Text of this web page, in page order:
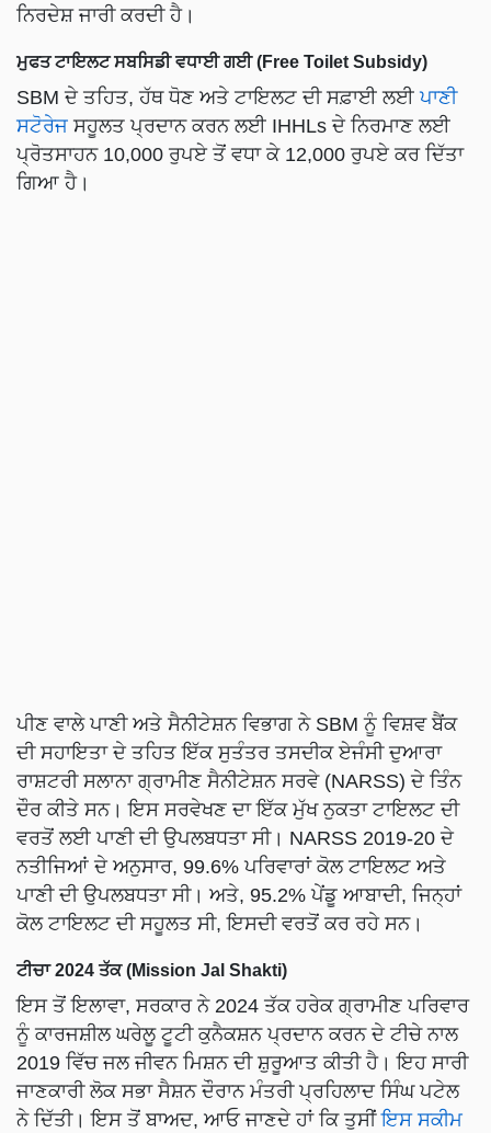
ਨਿਰਦੇਸ਼ ਜਾਰੀ ਕਰਦੀ ਹੈ।
ਮੁਫਤ ਟਾਇਲਟ ਸਬਸਿਡੀ ਵਧਾਈ ਗਈ (Free Toilet Subsidy)
SBM ਦੇ ਤਹਿਤ, ਹੱਥ ਧੋਣ ਅਤੇ ਟਾਇਲਟ ਦੀ ਸਫ਼ਾਈ ਲਈਪਾਣੀ
ਸਟੋਰੇਜ ਸਹੂਲਤ ਪ੍ਰਦਾਨ ਕਰਨ ਲਈ IHHLs ਦੇ ਨਿਰਮਾਣ ਲਈ
ਪ੍ਰੋਤਸਾਹਨ 10,000 ਰੁਪਏ ਤੋਂ ਵਧਾ ਕੇ 12,000 ਰੁਪਏ ਕਰ ਦਿੱਤਾ
ਗਿਆ ਹੈ।
ਪੀਣ ਵਾਲੇ ਪਾਣੀ ਅਤੇ ਸੈਨੀਟੇਸ਼ਨ ਵਿਭਾਗ ਨੇ SBM ਨੂੰ ਵਿਸ਼ਵ ਬੈਂਕ
ਦੀ ਸਹਾਇਤਾ ਦੇ ਤਹਿਤ ਇੱਕ ਸੁਤੰਤਰ ਤਸਦੀਕ ਏਜੰਸੀ ਦੁਆਰਾ
ਰਾਸ਼ਟਰੀ ਸਲਾਨਾ ਗ੍ਰਾਮੀਣ ਸੈਨੀਟੇਸ਼ਨ ਸਰਵੇ (NARSS) ਦੇ ਤਿੰਨ
ਦੌਰ ਕੀਤੇ ਸਨ। ਇਸ ਸਰਵੇਖਣ ਦਾ ਇੱਕ ਮੁੱਖ ਨੁਕਤਾ ਟਾਇਲਟ ਦੀ
ਵਰਤੋਂ ਲਈ ਪਾਣੀ ਦੀ ਉਪਲਬਧਤਾ ਸੀ। NARSS 2019-20 ਦੇ
ਨਤੀਜਿਆਂ ਦੇ ਅਨੁਸਾਰ, 99.6% ਪਰਿਵਾਰਾਂ ਕੋਲ ਟਾਇਲਟ ਅਤੇ
ਪਾਣੀ ਦੀ ਉਪਲਬਧਤਾ ਸੀ। ਅਤੇ, 95.2% ਪੇਂਡੂ ਆਬਾਦੀ, ਜਿਨ੍ਹਾਂ
ਕੋਲ ਟਾਇਲਟ ਦੀ ਸਹੂਲਤ ਸੀ, ਇਸਦੀ ਵਰਤੋਂ ਕਰ ਰਹੇ ਸਨ।
ਟੀਚਾ 2024 ਤੱਕ (Mission Jal Shakti)
ਇਸ ਤੋਂ ਇਲਾਵਾ, ਸਰਕਾਰ ਨੇ 2024 ਤੱਕ ਹਰੇਕ ਗ੍ਰਾਮੀਣ ਪਰਿਵਾਰ
ਨੂੰ ਕਾਰਜਸ਼ੀਲ ਘਰੇਲੂ ਟੂਟੀ ਕੁਨੈਕਸ਼ਨ ਪ੍ਰਦਾਨ ਕਰਨ ਦੇ ਟੀਚੇ ਨਾਲ
2019 ਵਿੱਚ ਜਲ ਜੀਵਨ ਮਿਸ਼ਨ ਦੀ ਸ਼ੁਰੂਆਤ ਕੀਤੀ ਹੈ। ਇਹ ਸਾਰੀ
ਜਾਣਕਾਰੀ ਲੋਕ ਸਭਾ ਸੈਸ਼ਨ ਦੌਰਾਨ ਮੰਤਰੀ ਪ੍ਰਹਿਲਾਦ ਸਿੰਘ ਪਟੇਲ
ਨੇ ਦਿੱਤੀ। ਇਸ ਤੋਂ ਬਾਅਦ, ਆਓ ਜਾਣਦੇ ਹਾਂ ਕਿ ਤੁਸੀਂਇਸ ਸਕੀਮ